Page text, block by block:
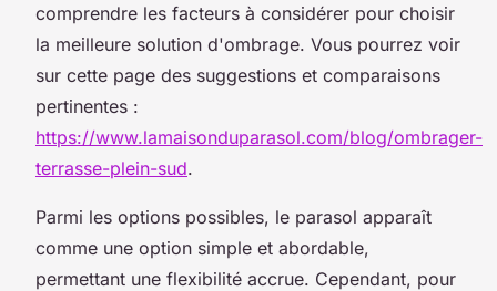
comprendre les facteurs à considérer pour choisir
la meilleure solution d'ombrage. Vous pourrez voir
sur cette page des suggestions et comparaisons
pertinentes :
https://www.lamaisonduparasol.com/blog/ombrager-
terrasse-plein-sud.
Parmi les options possibles, le parasol apparaît
comme une option simple et abordable,
permettant une flexibilité accrue. Cependant, pour